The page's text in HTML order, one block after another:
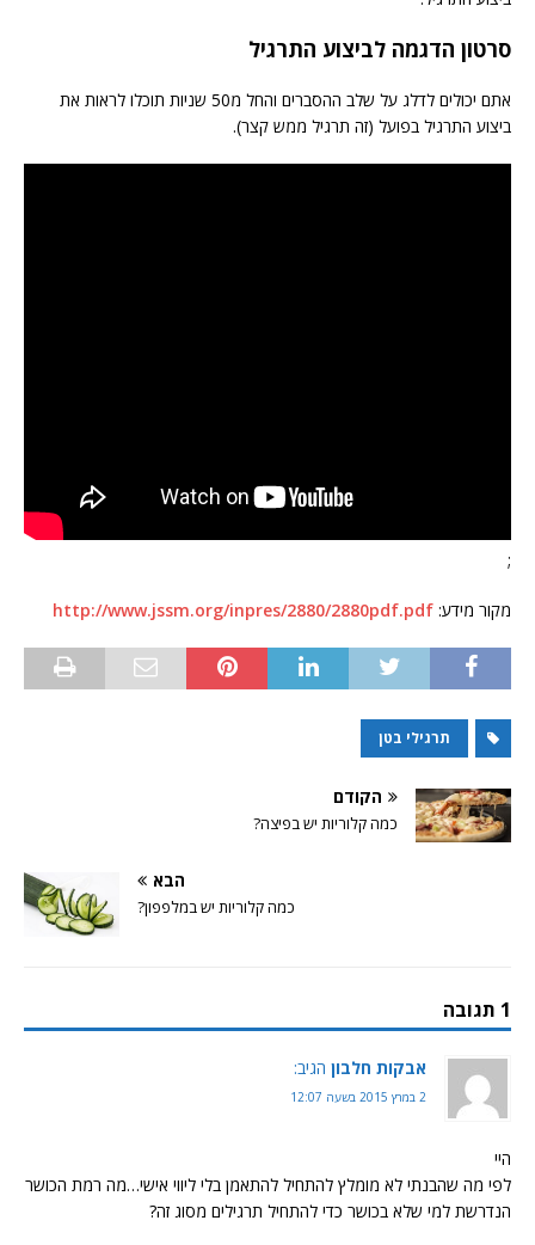
סרטון הדגמה לביצוע התרגיל
אתם יכולים לדלג על שלב ההסברים והחל מ50 שניות תוכלו לראות את
ביצוע התרגיל בפועל (זה תרגיל ממש קצר).
;
מקור מידע: http://www.jssm.org/inpres/2880/2880pdf.pdf
תרגילי בטן
הקודם
כמה קלוריות יש בפיצה?
הבא
כמה קלוריות יש במלפפון?
1 תגובה
אבקות חלבון הגיב:
2 במרץ 2015 בשעה 12:07
היי
לפי מה שהבנתי לא מומלץ להתחיל להתאמן בלי ליווי אישי…מה רמת הכושר
הנדרשת למי שלא בכושר כדי להתחיל תרגילים מסוג זה?